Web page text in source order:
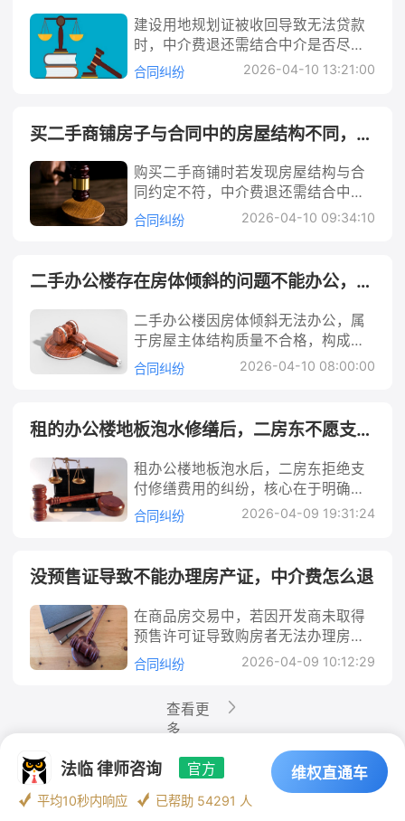
机构撤销合同，要求中介返还已支付
的费用，并赔偿因此产生的直接损失
（如交通费、误工费）。 从刑事角度
看，若中介以非法占有为目的，通过
式骗取财物，且数额较大（根据司法
解释，一般个人诈骗5000元以上即达
到刑事立案标准），则可能构成《刑
法》中的“诈骗罪”。此时受害者可报
警，由公安机关立案侦查，追究中介
的刑事责任，同时通过刑事附带民事
“人力资源服务”名义掩盖诈骗行为，
合法中介应具备《人力资源服务许可
证》，且不得收取押金、保证金等费
用（《劳动合同法》明确禁止用人单
位以担保或其他名义向劳动者收取财
定）。 行动建议： 1. 立即固定证据：
这是维权的核心。需收集的证据包
括：中介签订的服务合同、缴费凭证
（转账记录、收据）、与中介的聊天
记录（微信、短信、电话录音）、中
介发布的招聘广告（截图、宣传
若中介曾承诺“包入职”“包薪资”，需保
沟通：尝试与中介公司负责人沟通，
明确要求返还费用并说明损失。沟通
时可录音，若中介承认诈骗或承诺退
意避免与中介发生冲突，以免自身权
益受损。 3. 向监管部门投诉：若协商
无果，可向中介公司所在地的人力资
源和社会保障局（劳动保障监察大
队）投诉，反映中介违规收取费用、
提供虚假用工信息等问题；同时可向
付）。若为委托合同，中介的核心义
务是按约定将租客支付的租金转付给
房东，并妥善管理房屋；若为居间合
同约定由中介代收，则转化为委托义
析：若中介以非法占有为目的，虚构
房源、伪造合同或收取租金后恶意失
联，可能构成合同诈骗罪（《刑法》
第二百二十四条）；若仅是因经营不
违约，房东可依据合同主张违约责
任。此外，租客已支付租金的情况
法典》第七百二十五条，房东不能直
接要求租客搬离，需先解决与中介的
纠纷或与租客协商。 行动建议： 1. 立
租金支付周期、中介义务、违约责任
争议解决方式（协商、仲裁或诉讼）
等条款，这是维权的基础。 2. 全面收
集证据：包括但不限于中介合同、与
中介的沟通记录（微信、短信、邮
录、中介出具的收据）、中介公司工
商信息（通过“国家企业信用信息公示
系统”查询）、租客的租赁合同及租金
支付证明（向租客索要，确认租客已
付款金额和期限）。 3. 主动联系租客
沟通：向租客说明中介跑路情况，核
若租客未支付租金，可协商由租客直
接向房东支付；若租客已支付，可协
由租客向房东补付部分租金），避免
因租客拒绝搬离导致房屋空置损失扩
大。 4. 向监管部门投诉：向中介公司
这种情况下，租客如何合法维权、追
回损失，成为亟待解决的问题。 法律
题，首先需明确三方法律关系：租客
与房东之间通常是委托代理关系（即
《民法典》相关规定，中介作为合同
相对方，若未按约定向房东支付租
金，属于违约行为；若以非法占有为
区分两种情况：若中介获得房东合法
租），则租客与房东之间形成间接租
赁合同关系，租客已支付租金的情况
下，房东无权要求租客腾退；若中介
未获授权擅自转租，房东有权解除与
的延伸原则，租客作为善意第三人，
在已支付合理租金的情况下，可主张
合理注意义务，如查看中介与房东的
委托协议）。行动建议： 1. 立即固定
证据：收集租赁合同、租金及押金支
中介公司工商信息（通过“国家企业信
的委托协议（若能获取）等，这些是
后续维权的关键依据。 2. 主动联系房
东协商：第一时间联系房东，说明情
况并出示已支付租金的证据，尝试协
付剩余租期租金（扣除已交给中介的
部分），或重新签订租赁合同，避免
被强行清退。 3. 向监管部门投诉：向
当地住房和城乡建设局（中介行业主
管部门）、市场监督管理局投诉中介
理由推诿，导致问题迟迟得不到解
决。这种情况下，租客往往陷入“报修
无门”的困境：自行维修怕费用难追
步骤、维权途径三方面，详细解答“租
房地板泡水中介不修”的核心难题，帮
助租客理清责任、固定证据、有效维
权。 举个例子：小王租了一套房，因
中介后对方仅回复“已反馈房东”，但
责任方？又该如何让中介或房东履行
不修”的问题，首先需明确租赁关系中
的责任主体。根据《民法典》，租赁
关系的核心是租客与房东（出租
介仅为“居间方”：若中介仅提供房源
（即“居间服务”），则中介的核心义
务是如实报告房源情况，一般不直接
承担维修责任，维修义务主要由房东
承担（《民法典》第七百一十二
系房东，而非直接负责修缮。 2. 中介
为“托管方”（房屋代管）：若房东将
同”），中介作为“二房东”或管理人，
需直接承担房东的权利义务，包括保
障房屋符合居住条件、履行维修义务
种情况下，中介拒不维修即构成违
约。 你可能想知道：“中介说‘维修是
上怎么办？”此时需注意：无论中介是
居间还是托管，房东始终是租赁关系
的核心责任主体（除非托管合同明确
合同约定及中介过错程度确定退还比
例。 买的经济适用房与合同中的电梯
位置不同，中介费怎么退 在经济适用
房交易中，房屋实际情况与合同约定
居住便利性、房屋价值甚至安全（如
业服务方，有义务核实房屋关键信息
并如实告知购房者。若因中介未履行
义务导致购房者权益受损，中介费退
纸，收房时才发现电梯位置与合同附
图或口头描述不一致，此时该如何向
中介主张退还中介费呢？ 法律解析：
根据《民法典》及《房地产经纪管理
实报告义务和勤勉尽责义务。具体而
并向购房者如实披露，不得隐瞒或提
梯位置，而实际房屋与约定不符，需
区分责任主体：若开发商擅自变更规
划导致电梯位置改变，责任主要在开
划图纸），或明知电梯位置不符却未
担相应责任。此时，购房者有权以中
介未履行合同义务或存在过错为由，
要求退还部分或全部中介费。 你可能
想知道：中介会不会以“电梯位置属于
是，中介的义务是确保提供的信息真
实准确，即使问题根源在开发商，若
中介未发现或隐瞒，仍需对自身过错
负责。行动建议： 1. 固定证据：立即
收集购房合同（重点标注电梯位置条
款）、中介服务合同、房屋宣传资料
建设用地规划证被收回导致无法贷款
时，中介费退还需结合中介是否尽到
审查义务、合同约定及责任归属综合
判断。若中介未履行如实报告义务或
预见的政府行为等不可抗力导致，中
介可能免责。解决时需先固定证据，
通过协商、投诉或诉讼主张权益，具
体退还比例需根据过错程度确定。 建
设用地规划证被收回了导致不能贷
款，中介费该怎么退 建设用地规划证
时通常会要求提供该证件以确认项目
致贷款审批受阻，进而影响交易进
程。此时，委托人已支付的中介费是
否能退、如何退，成为争议焦点。这
证的合法性、有效性进行了必要审
查，是否如实告知了相关风险，以及
合同中是否对类似情况有明确约定。
例如，小明通过中介购买一块建设用
被政府收回无法贷款，此时他能否要
委托人与中介之间形成中介合同关
《民法典》第九百六十二条规定，中
介人应当就有关订立合同的事项向委
托人如实报告，若故意隐瞒与订立合
损害委托人利益的，不得请求支付报
酬并应当承担赔偿责任。 具体到本
因及中介是否存在过错：若中介未对
规划证的状态进行必要审查（如未核
实证件是否在有效期内、是否存在被
合同纠纷 2026-04-10 13:21:00
买二手商铺房子与合同中的房屋结构不同，中介费怎么退
购买二手商铺时若发现房屋结构与合
同约定不符，中介费退还需结合中介
是否尽到如实报告义务、是否存在过
错等综合判断。本文从法律角度解析
通、投诉仲裁等行动建议，明确中介
费退还的解决路径及法律依据，帮助
购房者维护合法权益。 买二手商铺房
子与合同中的房屋结构不同，中介费
怎么退 在二手商铺交易中，房屋结构
是影响商铺价值和使用功能的关键因
承重墙位置、层高、格局等）与合同
中介费是否能退、如何退成为争议焦
点。例如，合同中明确商铺为“一拖
二”结构（一层带二层），但实际交付
问题都可能引发中介费退还纠纷。 很
多朋友会遇到中介在交易过程中未核
实房屋实际结构，甚至隐瞒结构差异
的情况，此时厘清中介责任是退还中
典》及《房地产经纪管理办法》，中
务，需向买方如实说明房屋的权属、
结构、质量等关键信息。若中介未核
实房屋结构与合同约定是否一致，或
明知结构不符却隐瞒，导致买方基于
错误信息签订合同，中介存在过错责
任，购房者有权要求退还中介费。 你
合同纠纷 2026-04-10 09:34:10
二手办公楼存在房体倾斜的问题不能办公，首付款如何退
二手办公楼因房体倾斜无法办公，属
于房屋主体结构质量不合格，构成根
本违约。买方有权依据《民法典》解
除合同，要求卖方退还首付款并赔偿
告、合同等），优先协商，协商不成
可通过诉讼主张解除合同、返还房款
及利息，必要时可要求赔偿违约金。
关键在于证明房屋质量问题影响使用
及卖方存在过错（如隐瞒瑕疵）。 二
手办公楼存在房体倾斜的问题不能办
在房体倾斜等严重质量问题，导致无
解除合同并追回已支付的首付款。这
类纠纷的本质是二手房买卖合同履行
中的“标的物质量瑕疵”问题，涉及卖
权及款项返还请求权。例如，某公司
购买二手办公楼后，经检测发现房体
倾斜度超过安全标准，无法办理消防
验收，导致无法入驻办公，此时该公
司有权要求退还首付款并追究卖方责
任。 法律解析： 1. 卖方的瑕疵担保义
合同纠纷 2026-04-10 08:00:00
租的办公楼地板泡水修缮后，二房东不愿支付费用怎么办
租办公楼地板泡水后，二房东拒绝支
付修缮费用的纠纷，核心在于明确责
任归属与维权路径。需先通过证据固
定泡水原因（如房屋设施老化或承租
法典》确定二房东的维修义务，再通
过协商、调解、仲裁或诉讼主张费用
返还。关键步骤包括收集维修凭证、
书面催告、法律途径维权，同时注意
赔偿费用的合理举证与计算。 租的办
公楼地板泡水修缮后，二房东不愿支
泡水是常见问题，尤其涉及二房东
时，修缮费用的承担易引发纠纷。很
多朋友会遇到类似情况：因房屋自身
设施老化（如水管破裂、防水失效）
导致地板泡水，承租人先行垫付修缮
费用后，二房东却以“不是自己责任”
合同纠纷 2026-04-09 19:31:24
没预售证导致不能办理房产证，中介费怎么退
在商品房交易中，若因开发商未取得
预售许可证导致购房者无法办理房产
证，中介公司是否应退还中介费需结
合其是否尽到房源合法性审查义务判
售证仍促成交易，存在过错，购房者
可要求全额或部分退还中介费。解决
时需先固定证据，通过协商、投诉、
仲裁或诉讼等途径维权，法律依据主
要为《民法典》中关于中介合同的规
合同纠纷 2026-04-09 10:12:29
查看更
多
法临 律师咨询 官方
平均10秒内响应 已帮助 54291 人
维权直通车